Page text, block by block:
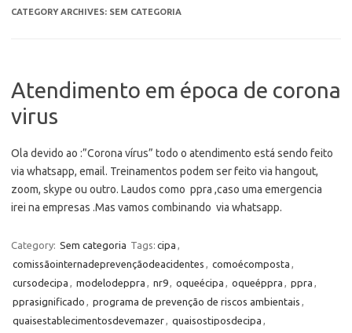
CATEGORY ARCHIVES: SEM CATEGORIA
Atendimento em época de corona
virus
Ola devido ao :”Corona vírus” todo o atendimento está sendo feito
via whatsapp, email. Treinamentos podem ser feito via hangout,
zoom, skype ou outro. Laudos como ppra ,caso uma emergencia
irei na empresas .Mas vamos combinando via whatsapp.
Category: Sem categoria Tags: cipa ,
comissãointernadeprevençãodeacidentes , comoécomposta ,
cursodecipa , modelodeppra , nr9, oqueécipa , oqueéppra , ppra ,
pprasignificado , programa de prevenção de riscos ambientais ,
quaisestablecimentosdevemazer, quaisostiposdecipa ,